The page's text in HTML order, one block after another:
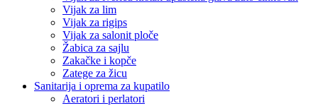
Vijak za lim
Vijak za rigips
Vijak za salonit ploče
Žabica za sajlu
Zakačke i kopče
Zatege za žicu
Sanitarija i oprema za kupatilo
Aeratori i perlatori